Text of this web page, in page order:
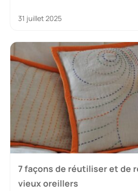
31 juillet 2025
7 façons de réutiliser et de
vieux oreillers